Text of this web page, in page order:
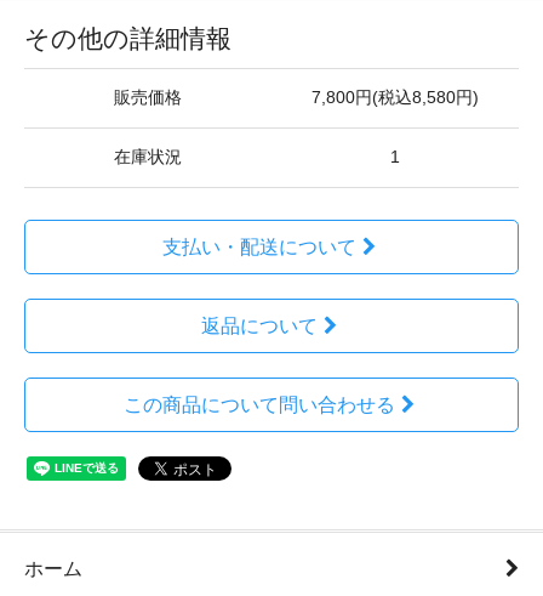
その他の詳細情報
販売価格 7,800円(税込8,580円)
在庫状況 1
支払い・配送について
返品について
この商品について問い合わせる
ホーム